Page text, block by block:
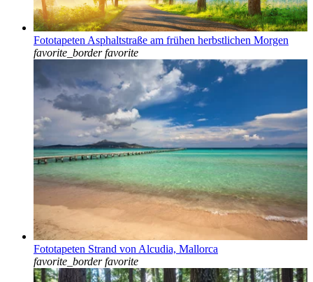
Fototapeten Asphaltstraße am frühen herbstlichen Morgen
favorite_border favorite
Fototapeten Strand von Alcudia, Mallorca
favorite_border favorite